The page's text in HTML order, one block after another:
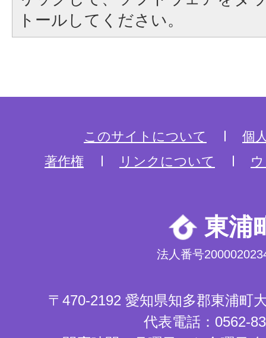
トールしてください。
このサイトについて
個
著作権
リンクについて
東浦
法人番号
〒470-2192 愛知県知多郡東浦町
代表電話：0562-